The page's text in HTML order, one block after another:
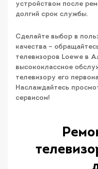
устройством после
долгий срок службы.
Сделайте выбор в
качества –
телевизоров Loewe в
высококлассное
телевизору его
Наслаждайтесь
сервисом!